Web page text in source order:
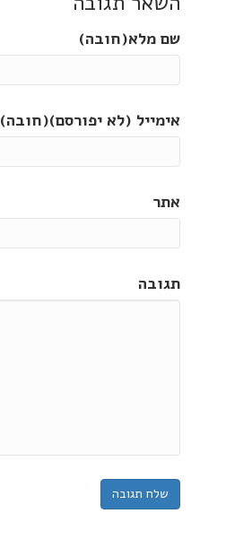
שם מלא(חובה)
אימייל (לא יפורסם)(חובה)
אתר
תגובה